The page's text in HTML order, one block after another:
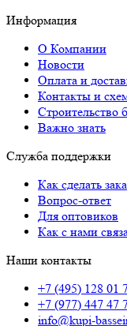
Информация
О Компании
Новости
Оплата и
Контакты и
Строительство
Важно знать
Служба поддержки
Как сделать
Вопрос-ответ
Для оптовиков
Как с нами
Наши контакты
+7 (495) 128 01
+7 (977) 447 47
info@kupi-